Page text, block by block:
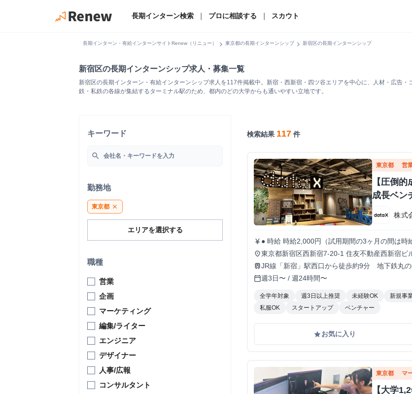
長期インターン検索 プロに相談する スカウト
長期インターン・有給インターンサイトRenew（リニュー） chevron_right 東京都の長期インターンシップchevron_right 新宿区の長期インターンシップ
新宿区の長期インターンシップ求人・募集一覧
新宿区の長期インターン・有給インターンシップ求人を117件掲載中。新宿・西新宿・四ツ谷エリアを中心に、人材・広告
鉄・私鉄の各線が集結するターミナル駅のため、都内のどの大学からも通いやすい立地です。
キーワード
search
勤務地
東京都 close
エリアを選択する
職種
営業
企画
マーケティング
編集/ライター
エンジニア
デザイナー
人事/広報
コンサルタント
検索結果 117 件
東京都 営
【圧倒
成長ベン
株式
currency_yen ● 時給 時給2,000円（試用期間の3ヶ月の間は
り！！ ● 勤務時間 9:30～18:30 ※月曜のみ10:30～19:30 ※実働8時間 ※原則残業なし 週5日でがっつ
り稼ぎたい人 / 週3~4日でもしっかり働きたい
place 東京都新宿区西新宿7-20-1 住友不動産西
trainJR線「新宿」駅西口から徒歩約9分 地下鉄丸
calendar_today週3日〜 / 週24時間〜
全学年対象 週3日以上推奨 未経験OK 新規事
私服OK
スタートアップ ベンチャー
gradeお気に入り
東京都 マ
【大学